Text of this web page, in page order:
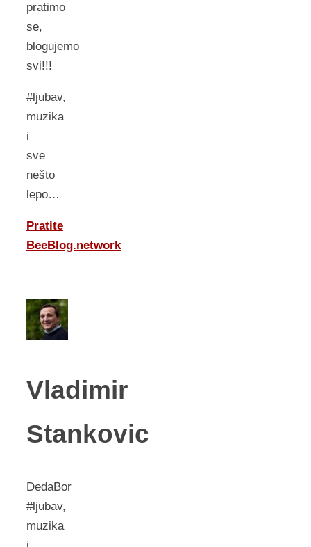
pratimo
se,
blogujemo
svi!!!
#ljubav,
muzika
i
sve
nešto
lepo…
Pratite
BeeBlog.network
Vladimir
Stankovic
DedaBor
#ljubav,
muzika